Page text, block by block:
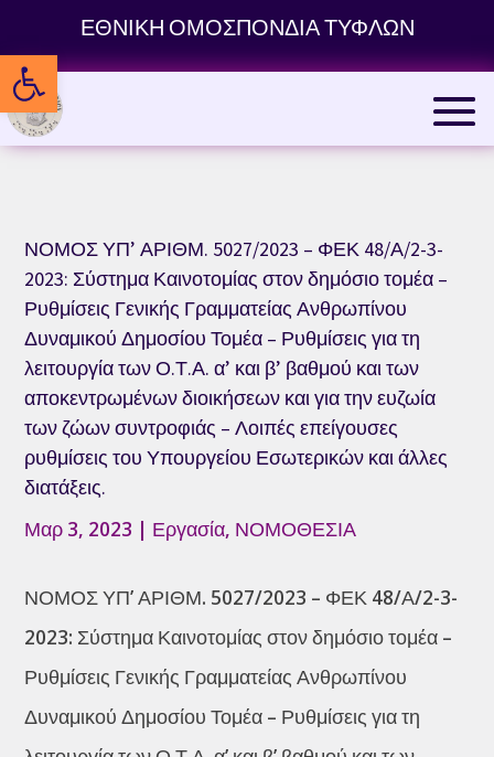
content
Ανοίξτε τη γραμμή εργαλείων
ΕΘΝΙΚΗ ΟΜΟΣΠΟΝΔΙΑ ΤΥΦΛΩΝ
ΝΟΜΟΣ ΥΠ’ ΑΡΙΘΜ. 5027/2023 – ΦΕΚ 48/Α/2-3-
2023: Σύστημα Καινοτομίας στον δημόσιο τομέα –
Ρυθμίσεις Γενικής Γραμματείας Ανθρωπίνου
Δυναμικού Δημοσίου Τομέα – Ρυθμίσεις για τη
λειτουργία των Ο.Τ.Α. α’ και β’ βαθμού και των
αποκεντρωμένων διοικήσεων και για την ευζωία
των ζώων συντροφιάς – Λοιπές επείγουσες
ρυθμίσεις του Υπουργείου Εσωτερικών και άλλες
διατάξεις.
Μαρ 3, 2023 | Εργασία, ΝΟΜΟΘΕΣΙΑ
ΝΟΜΟΣ ΥΠ’ ΑΡΙΘΜ. 5027/2023 – ΦΕΚ 48/Α/2-3-
2023: Σύστημα Καινοτομίας στον δημόσιο τομέα –
Ρυθμίσεις Γενικής Γραμματείας Ανθρωπίνου
Δυναμικού Δημοσίου Τομέα – Ρυθμίσεις για τη